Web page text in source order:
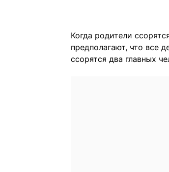
Когда родители
предполагают, что все
ссорятся два главных